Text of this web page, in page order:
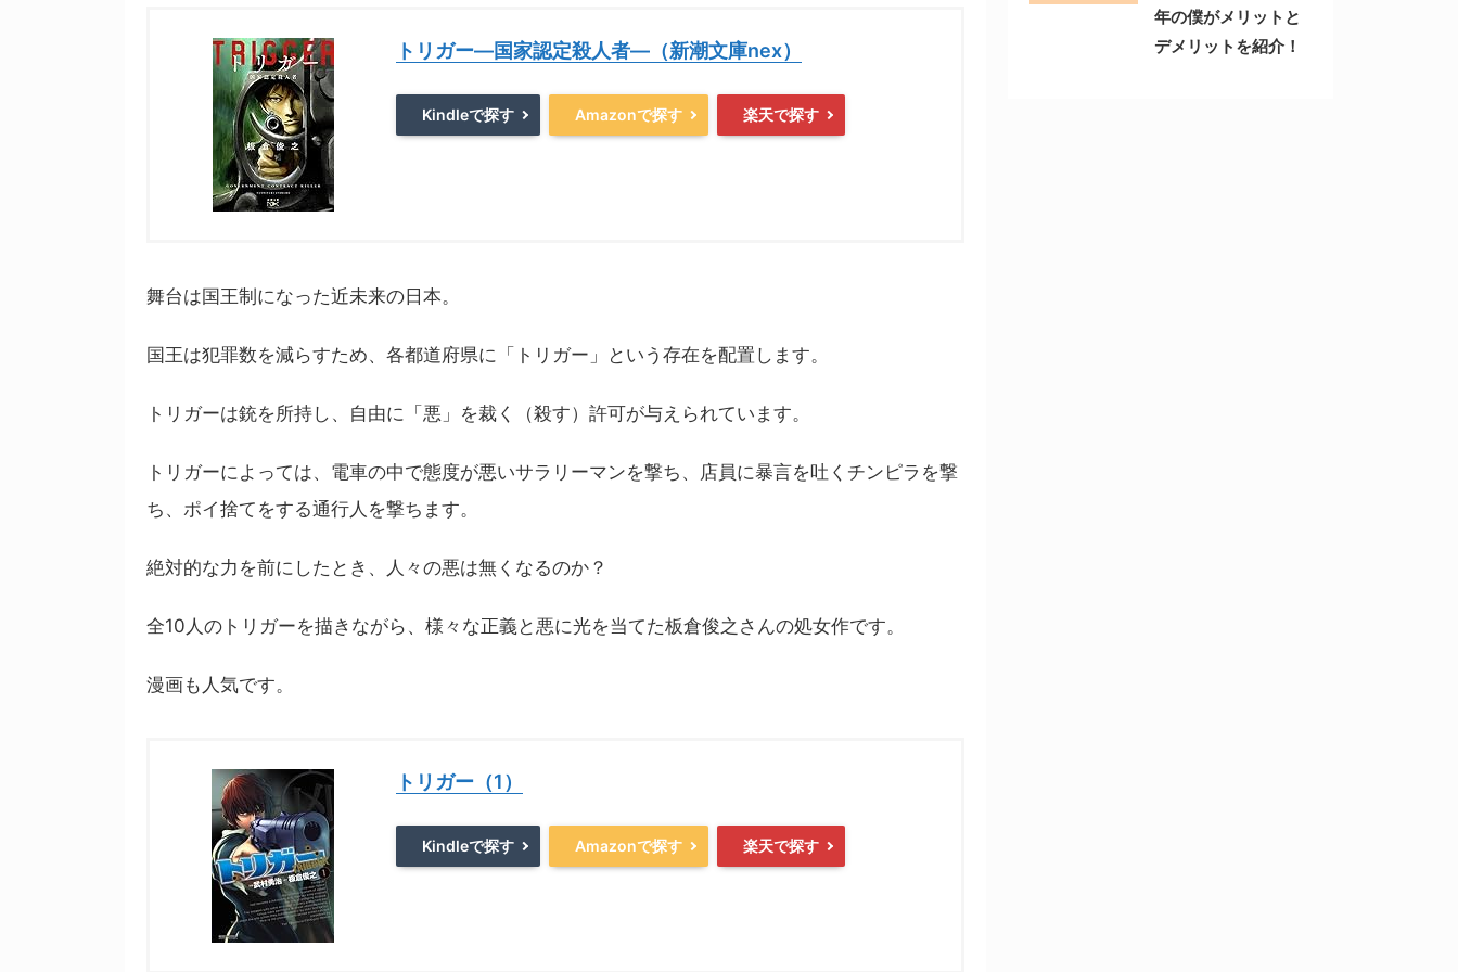
トリガー―国家認定殺人者―（新潮文庫nex）
Kindleで探す Amazonで探す 楽天で探す
舞台は国王制になった近未来の日本。
国王は犯罪数を減らすため、各都道府県に「トリガー」という存在を配置します。
トリガーは銃を所持し、自由に「悪」を裁く（殺す）許可が与えられています。
トリガーによっては、電車の中で態度が悪いサラリーマンを撃ち、店員に暴言を吐くチンピラを撃
ち、ポイ捨てをする通行人を撃ちます。
絶対的な力を前にしたとき、人々の悪は無くなるのか？
全10人のトリガーを描きながら、様々な正義と悪に光を当てた板倉俊之さんの処女作です。
漫画も人気です。
トリガー（1）
Kindleで探す Amazonで探す 楽天で探す
年の僕がメリットと
デメリットを紹介！